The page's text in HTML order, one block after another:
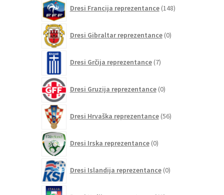
Dresi Francija reprezentance 148izdelkov
Dresi Gibraltar reprezentance 0izdelkov
Dresi Grčija reprezentance 7izdelkov
Dresi Gruzija reprezentance 0izdelkov
Dresi Hrvaška reprezentance 56izdelkov
Dresi Irska reprezentance 0izdelkov
Dresi Islandija reprezentance 0izdelkov